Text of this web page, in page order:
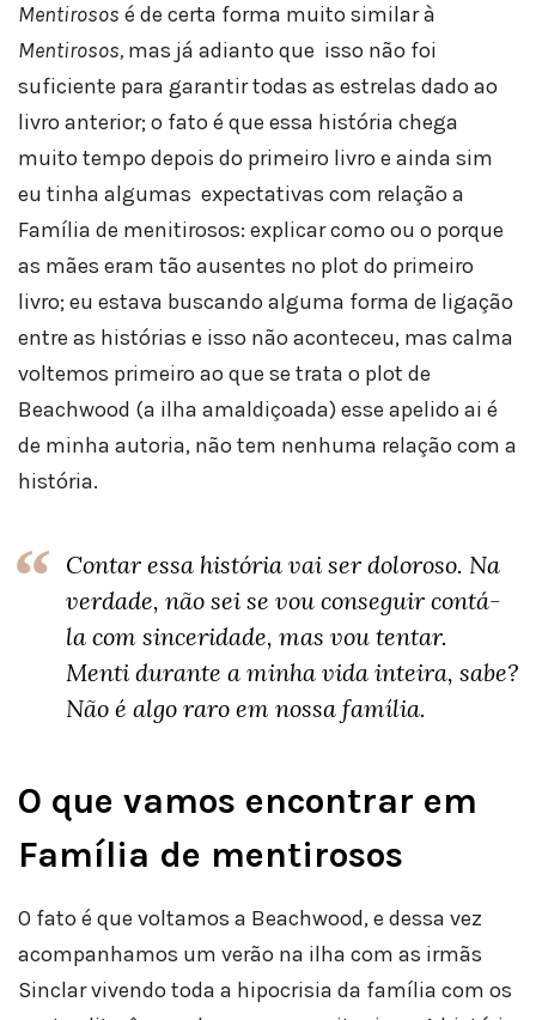
Mentirosos é de certa forma muito similar à
Mentirosos, mas já adianto que isso não foi
suficiente para garantir todas as estrelas dado ao
livro anterior; o fato é que essa história chega
muito tempo depois do primeiro livro e ainda sim
eu tinha algumas expectativas com relação a
Família de menitirosos: explicar como ou o porque
as mães eram tão ausentes no plot do primeiro
livro; eu estava buscando alguma forma de ligação
entre as histórias e isso não aconteceu, mas calma
voltemos primeiro ao que se trata o plot de
Beachwood (a ilha amaldiçoada) esse apelido ai é
de minha autoria, não tem nenhuma relação com a
história.
Contar essa história vai ser doloroso. Na
verdade, não sei se vou conseguir contá-
la com sinceridade, mas vou tentar.
Menti durante a minha vida inteira, sabe?
Não é algo raro em nossa família.
O que vamos encontrar em
Família de mentirosos
O fato é que voltamos a Beachwood, e dessa vez
acompanhamos um verão na ilha com as irmãs
Sinclar vivendo toda a hipocrisia da família com os